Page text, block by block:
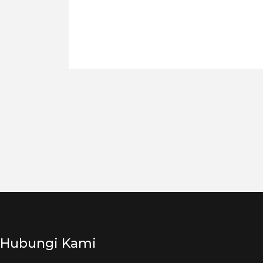
Hubungi Kami